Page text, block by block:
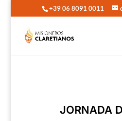
+39 06 8091 0011
JORNADA